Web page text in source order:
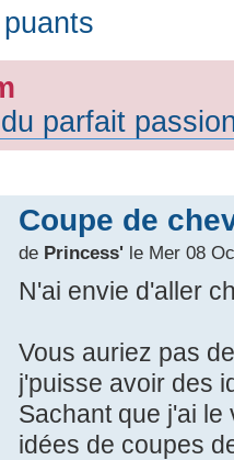
parfait
Coupe de
de Princess'le Mer 08
N'ai envie d'aller
Vous auriez pas
j'puisse avoir des
Sachant que j'ai
idées de coupes